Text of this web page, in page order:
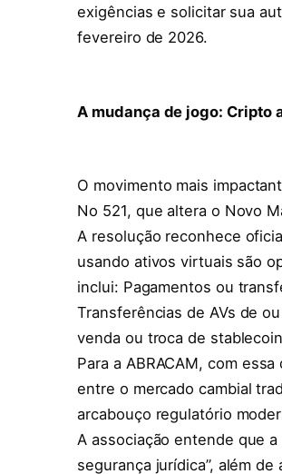
exigências e solicitar sua
fevereiro de 2026.
A mudança de jogo: Cripto
O movimento mais
No 521, que altera o Novo
A resolução reconhece
usando ativos virtuais são
inclui: Pagamentos ou
Transferências de AVs de
venda ou troca de
Para a ABRACAM, com
entre o mercado cambial
arcabouço regulatório
A associação entende que
segurança jurídica”, além